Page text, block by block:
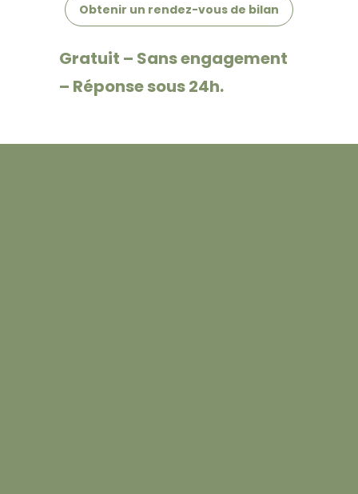
Obtenir un rendez-vous de bilan
Gratuit – Sans engagement
– Réponse sous 24h.